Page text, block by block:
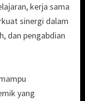
kerja sama
sinergi dalam
dan pengabdian
yang